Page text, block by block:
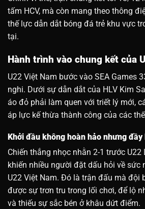
tấm HCV, mà còn mang theo thông
thế lực dẫn dắt bóng đá trẻ khu vực
tại.
Hành trình vào chung kết của
U22 Việt Nam bước vào SEA Games
nghi. Dưới sự dẫn dắt của HLV Kim
áo đỏ phải làm quen với triết lý mới,
áp lực kế thừa thành công của các
Khởi đầu không hoàn hảo nhưng
Chiến thắng nhọc nhằn 2-1 trước U22
khiến nhiều người đặt dấu hỏi về sức
U22 Việt Nam. Đó là trận đấu mà đội
được sự trơn tru trong lối chơi, để lộ
và thiếu sự sắc bén ở khâu dứt điểm.